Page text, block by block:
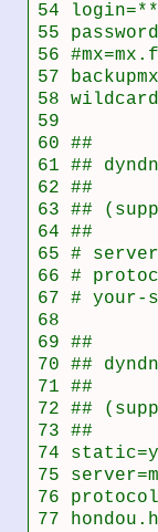
54
55
56
57
58
59
60 ##
61 ##
62 ##
63 ##
64 ##
65 #
66 #
67 # your-
68
69 ##
70 ##
71 ##
72 ##
73 ##
74
75
76
77